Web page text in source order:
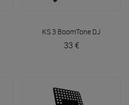
KS 3 BoomTone DJ
33 €